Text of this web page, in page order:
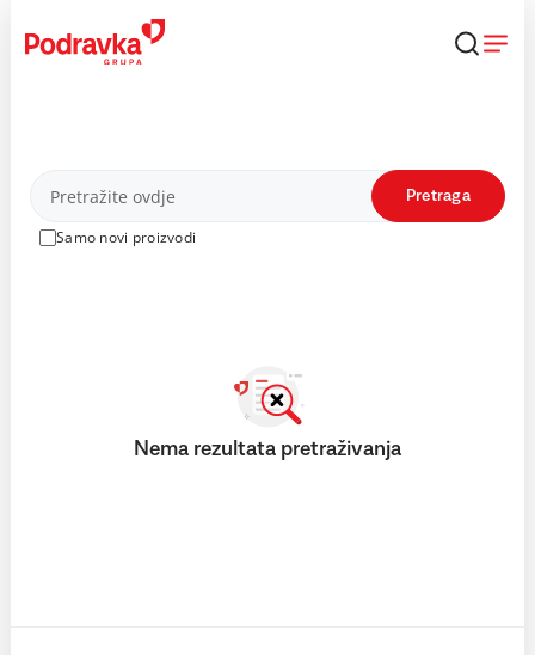
content
Proizvodi
Samo novi proizvodi
Pretraga
Nema rezultata pretraživanja